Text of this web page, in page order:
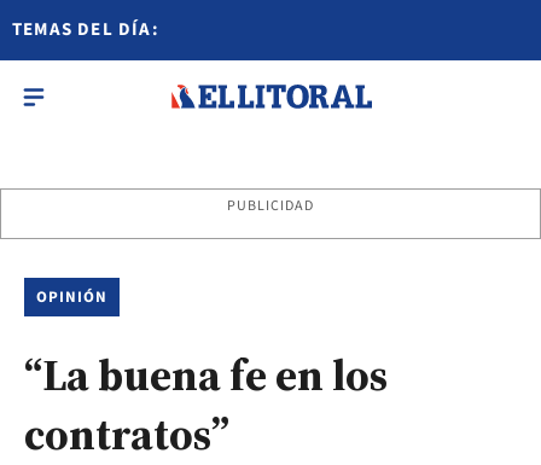
TEMAS DEL DÍA:
PUBLICIDAD
OPINIÓN
“La buena fe en los
contratos”